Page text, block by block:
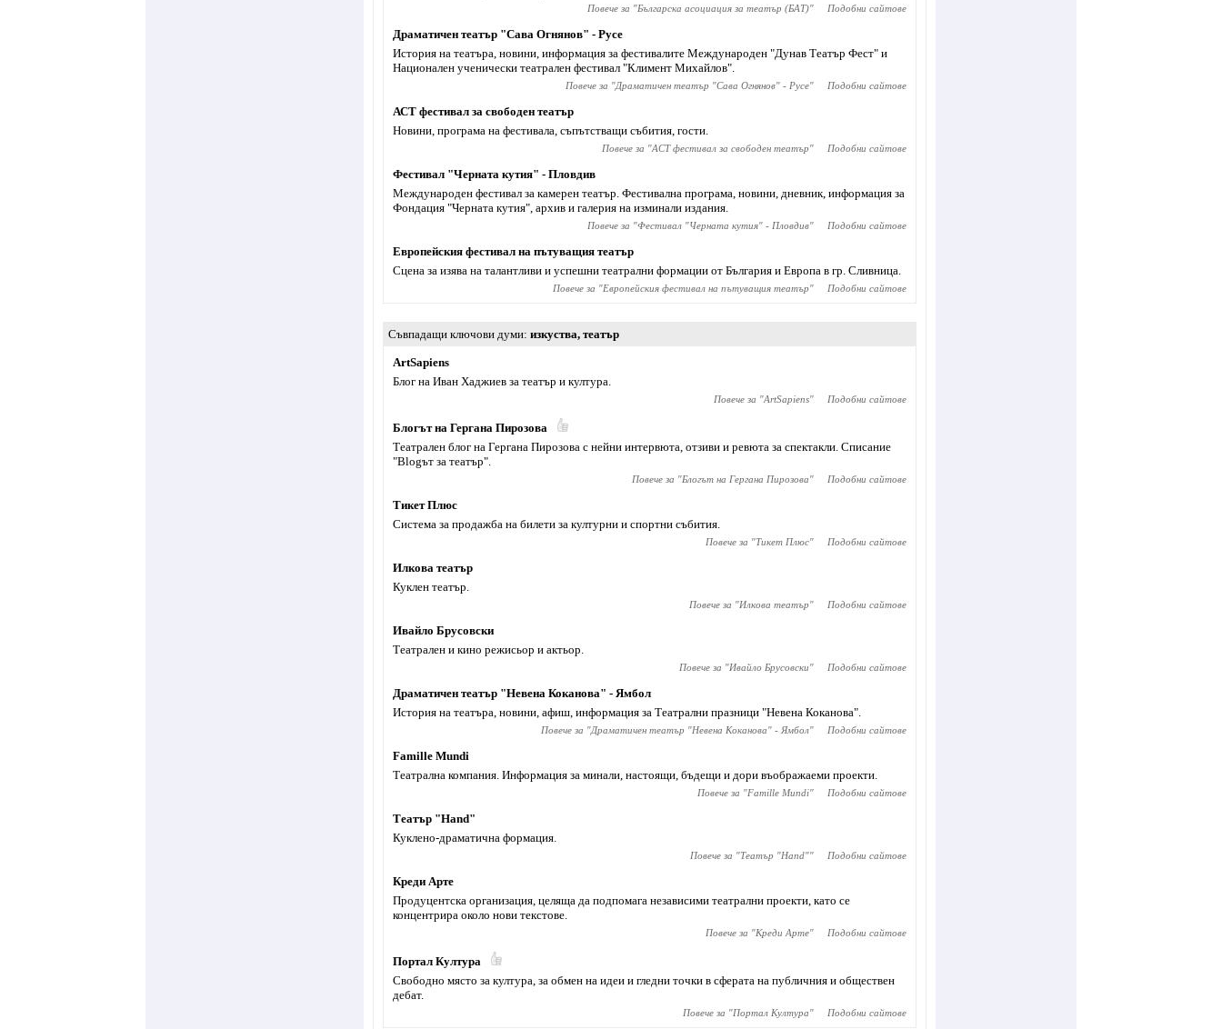
Повече за "Българска асоциация за театър (БАТ)" Подобни сайтове
Драматичен театър "Сава Огнянов" - Русе
История на театъра, новини, информация за фестивалите Международен "Дунав Театър Фест" и
Национален ученически театрален фестивал "Климент Михайлов".
Повече за "Драматичен театър "Сава Огнянов" - Русе" Подобни сайтове
АСТ фестивал за свободен театър
Новини, програма на фестивала, съпътстващи събития, гости.
Повече за "АСТ фестивал за свободен театър" Подобни сайтове
Фестивал "Черната кутия" - Пловдив
Международен фестивал за камерен театър. Фестивална програма, новини, дневник, информация за
Фондация "Черната кутия", архив и галерия на изминали издания.
Повече за "Фестивал "Черната кутия" - Пловдив" Подобни сайтове
Европейския фестивал на пътуващия театър
Сцена за изява на талантливи и успешни театрални формации от България и Европа в гр. Сливница.
Повече за "Европейския фестивал на пътуващия театър" Подобни сайтове
Съвпадащи ключови думи изкуства, театър
ArtSapiens
Блог на Иван Хаджиев за театър и култура.
Повече за "ArtSapiens" Подобни сайтове
Блогът на Гергана Пирозова
Театрален блог на Гергана Пирозова с нейни интервюта, отзиви и ревюта за спектакли. Списание
"Blogът за театър".
Повече за "Блогът на Гергана Пирозова" Подобни сайтове
Тикет Плюс
Система за продажба на билети за културни и спортни събития.
Повече за "Тикет Плюс" Подобни сайтове
Илкова театър
Куклен театър.
Повече за "Илкова театър" Подобни сайтове
Ивайло Брусовски
Театрален и кино режисьор и актьор.
Повече за "Ивайло Брусовски" Подобни сайтове
Драматичен театър "Невена Коканова" - Ямбол
История на театъра, новини, афиш, информация за Театрални празници "Невена Коканова".
Повече за "Драматичен театър "Невена Коканова" - Ямбол" Подобни сайтове
Famille Mundi
Театрална компания. Информация за минали, настоящи, бъдещи и дори въображаеми проекти.
Повече за "Famille Mundi" Подобни сайтове
Театър "Hand"
Куклено-драматична формация.
Повече за "Театър "Hand"" Подобни сайтове
Креди Арте
Продуцентска организация, целяща да подпомага независими театрални проекти, като се
концентрира около нови текстове.
Повече за "Креди Арте" Подобни сайтове
Портал Култура
Свободно място за култура, за обмен на идеи и гледни точки в сферата на публичния и обществен
дебат.
Повече за "Портал Култура" Подобни сайтове